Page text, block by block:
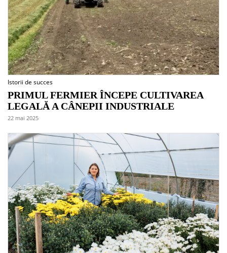
Istorii de succes
PRIMUL FERMIER ÎNCEPE CULTIVAREA
LEGALĂ A CÂNEPII INDUSTRIALE
22 mai 2025